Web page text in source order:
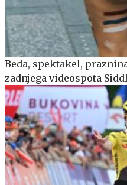
Beda, spektakel,
zadnjega videospota